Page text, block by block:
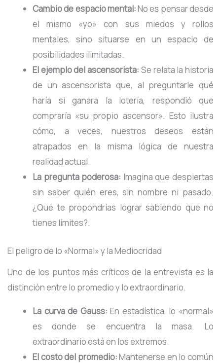
Cambio de espacio mental:No es pensar desde
el mismo «yo» con sus miedos y rollos
mentales, sino situarse en un espacio de
posibilidades ilimitadas.
El ejemplo del ascensorista: Se relata la historia
de un ascensorista que, al preguntarle qué
haría si ganara la lotería, respondió que
compraría «su propio ascensor». Esto ilustra
cómo, a veces, nuestros deseos están
atrapados en la misma lógica de nuestra
realidad actual.
La pregunta poderosa: Imagina que despiertas
sin saber quién eres, sin nombre ni pasado.
¿Qué te propondrías lograr sabiendo que no
tienes límites?.
El peligro de lo «Normal» y la Mediocridad
Uno de los puntos más críticos de la entrevista es la
distinción entre lo promedio y lo extraordinario.
La curva de Gauss: En estadística, lo «normal»
es donde se encuentra la masa. Lo
extraordinario está en los extremos.
El costo del promedio:Mantenerse en lo común